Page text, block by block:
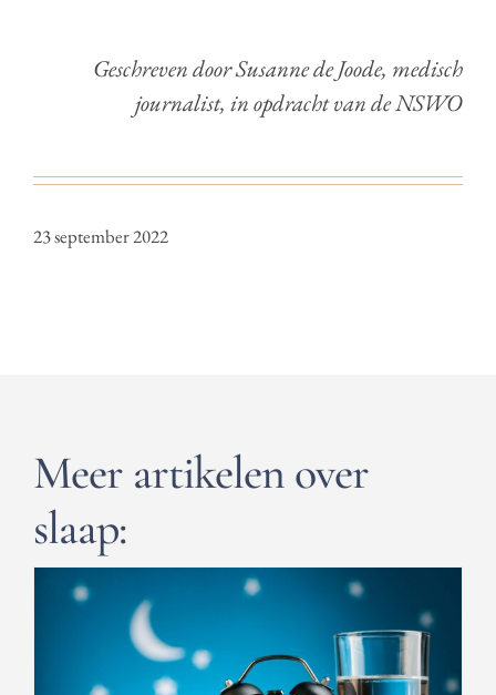
Geschreven door Susanne de Joode, medisch
journalist, in opdracht van de NSWO
23 september 2022
Meer artikelen over
slaap: